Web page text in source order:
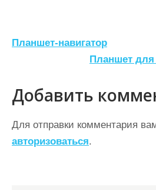
Н
в
и
г
а
Планшет-навигатор
Планшет
Добавить
Для отправки комментария
авторизоваться.